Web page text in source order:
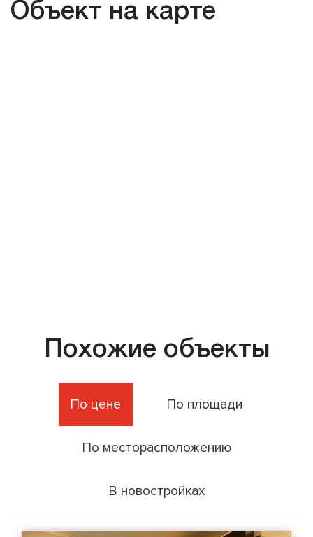
Объект на карте
Похожие объекты
По цене По площади
По месторасположению
В новостройках